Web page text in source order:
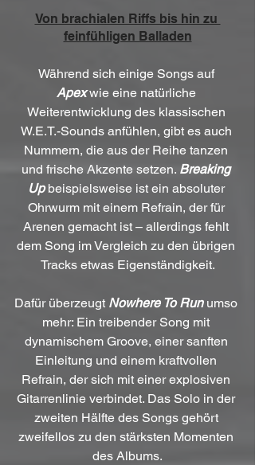
Von brachialen Riffs bis hin zu
feinfühligen Balladen
Während sich einige Songs auf
Apex wie eine natürliche
Weiterentwicklung des klassischen
W.E.T.-Sounds anfühlen, gibt es auch
Nummern, die aus der Reihe tanzen
und frische Akzente setzen. Breaking
Up beispielsweise ist ein absoluter
Ohrwurm mit einem Refrain, der für
Arenen gemacht ist – allerdings fehlt
dem Song im Vergleich zu den übrigen
Tracks etwas Eigenständigkeit.
Dafür überzeugt Nowhere To Run umso
mehr: Ein treibender Song mit
dynamischem Groove, einer sanften
Einleitung und einem kraftvollen
Refrain, der sich mit einer explosiven
Gitarrenlinie verbindet. Das Solo in der
zweiten Hälfte des Songs gehört
zweifellos zu den stärksten Momenten
des Albums.